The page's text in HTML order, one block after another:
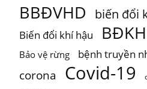
Khí hậu, đa dạng sinh học,
thêm
Photo
Xem trên Facebook · Chia sẻ
BBĐVHD biến đổi
Biến đổi khí hậu BĐKH
Bảo vệ rừng bệnh truyền
corona Covid-19